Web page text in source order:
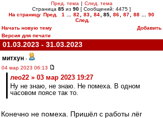
Пред. тема | След. тема
Страница 85 из 90 [ Сообщений: 4475 ]
На страницу Пред. 1 82 83 84 85 86 87 88
90
След.
Начать новую тему
Добавить
Версия для печати
01.03.2023 - 31.03.2023
митхун -
04 мар 2023 06:13
лео22 » 03 мар 2023 19:27
Ну не знаю, не знаю. Не помеха. В одном
часовом поясе так то.
Конечно не помеха. Пришёл с работы лёг